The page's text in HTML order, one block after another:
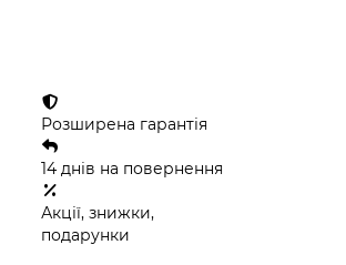
Розширена гарантія
14 днів на повернення
Акції, знижки,
подарунки